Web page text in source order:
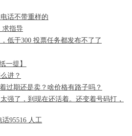
话不带重样的
求指导
低于300 投票任务都发布不了了
一提】
进？
过期还是卖？啥价格有路子吗？
强了，到现在还活着。还变着号码打，
95516 人工